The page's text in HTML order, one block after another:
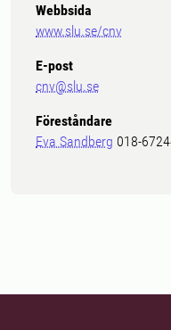
Webbsida
www.slu.se/cnv
E-post
cnv@slu.se
Föreståndare
Eva Sandberg 018-